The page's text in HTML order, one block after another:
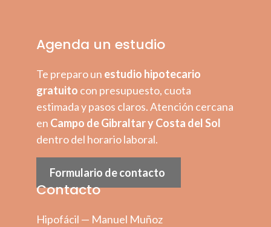
Agenda un estudio
Te preparo un estudio hipotecario
gratuito con presupuesto, cuota
estimada y pasos claros. Atención cercana
en Campo de Gibraltar y Costa del Sol
dentro del horario laboral.
Formulario de contacto
Contacto
Hipofácil — Manuel Muñoz